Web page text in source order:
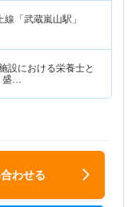
線「武蔵嵐山駅」
設における栄養士と
盛…
わせる